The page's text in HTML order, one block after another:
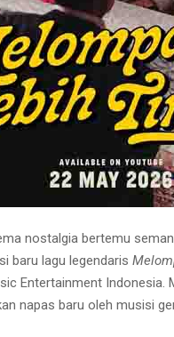
nostalgia bertemu
baru lagu legendaris
Entertainment Indonesia.
napas baru oleh musisi